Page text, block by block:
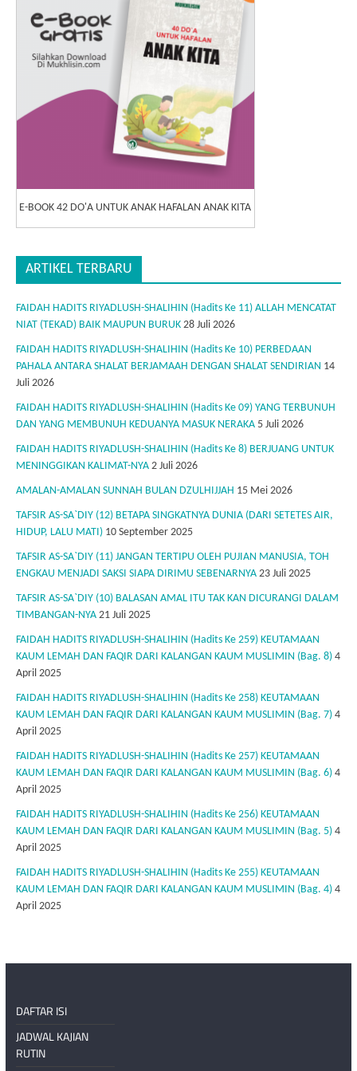
E-BOOK 42 DO'A UNTUK ANAK HAFALAN ANAK KITA
ARTIKEL TERBARU
FAIDAH HADITS RIYADLUSH-SHALIHIN (Hadits Ke 11) ALLAH MENCATAT
NIAT (TEKAD) BAIK MAUPUN BURUK 28 Juli 2026
FAIDAH HADITS RIYADLUSH-SHALIHIN (Hadits Ke 10) PERBEDAAN
PAHALA ANTARA SHALAT BERJAMAAH DENGAN SHALAT SENDIRIAN 14
Juli 2026
FAIDAH HADITS RIYADLUSH-SHALIHIN (Hadits Ke 09) YANG TERBUNUH
DAN YANG MEMBUNUH KEDUANYA MASUK NERAKA 5 Juli 2026
FAIDAH HADITS RIYADLUSH-SHALIHIN (Hadits Ke 8) BERJUANG UNTUK
MENINGGIKAN KALIMAT-NYA 2 Juli 2026
AMALAN-AMALAN SUNNAH BULAN DZULHIJJAH 15 Mei 2026
TAFSIR AS-SA`DIY (12) BETAPA SINGKATNYA DUNIA (DARI SETETES AIR,
HIDUP, LALU MATI) 10 September 2025
TAFSIR AS-SA`DIY (11) JANGAN TERTIPU OLEH PUJIAN MANUSIA, TOH
ENGKAU MENJADI SAKSI SIAPA DIRIMU SEBENARNYA 23 Juli 2025
TAFSIR AS-SA`DIY (10) BALASAN AMAL ITU TAK KAN DICURANGI DALAM
TIMBANGAN-NYA 21 Juli 2025
FAIDAH HADITS RIYADLUSH-SHALIHIN (Hadits Ke 259) KEUTAMAAN
KAUM LEMAH DAN FAQIR DARI KALANGAN KAUM MUSLIMIN (Bag. 8) 4
April 2025
FAIDAH HADITS RIYADLUSH-SHALIHIN (Hadits Ke 258) KEUTAMAAN
KAUM LEMAH DAN FAQIR DARI KALANGAN KAUM MUSLIMIN (Bag. 7) 4
April 2025
FAIDAH HADITS RIYADLUSH-SHALIHIN (Hadits Ke 257) KEUTAMAAN
KAUM LEMAH DAN FAQIR DARI KALANGAN KAUM MUSLIMIN (Bag. 6) 4
April 2025
FAIDAH HADITS RIYADLUSH-SHALIHIN (Hadits Ke 256) KEUTAMAAN
KAUM LEMAH DAN FAQIR DARI KALANGAN KAUM MUSLIMIN (Bag. 5) 4
April 2025
FAIDAH HADITS RIYADLUSH-SHALIHIN (Hadits Ke 255) KEUTAMAAN
KAUM LEMAH DAN FAQIR DARI KALANGAN KAUM MUSLIMIN (Bag. 4) 4
April 2025
DAFTAR ISI
JADWAL KAJIAN
RUTIN